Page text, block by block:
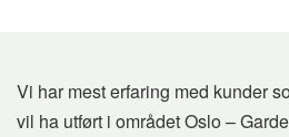
Vi har mest erfaring med kunder
vil ha utført i området Oslo –